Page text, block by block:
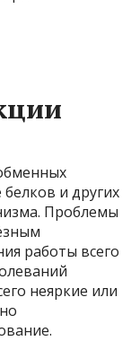
и других
Проблемы
работы всего
неяркие или